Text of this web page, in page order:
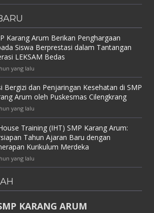
Karang Arum Berikan Penghargaan
Siswa Berprestasi dalam Tantangan
LEKSAM Bedas
yang lalu
Bergizi dan Penjaringan Kesehatan di SMP
Arum oleh Puskesmas Cilengkrang
yang lalu
Training (IHT) SMP Karang Arum:
Tahun Ajaran Baru dengan
Kurikulum Merdeka
yang lalu
KARANG ARUM